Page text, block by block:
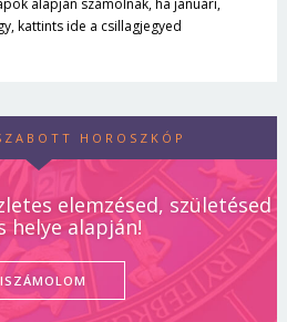
kattints ide a csillagjegyed
HOROSZKÓP
elemzésed, születésed
helye alapján!